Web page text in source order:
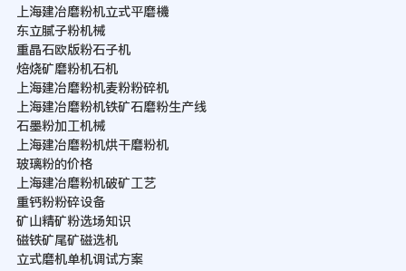
上海建冶磨粉机立式平磨機
东立腻子粉机械
重晶石欧版粉石子机
焙烧矿磨粉机石机
上海建冶磨粉机麦粉粉碎机
上海建冶磨粉机铁矿石磨粉生产线
石墨粉加工机械
上海建冶磨粉机烘干磨粉机
玻璃粉的价格
上海建冶磨粉机破矿工艺
重钙粉粉碎设备
矿山精矿粉选场知识
磁铁矿尾矿磁选机
立式磨机单机调试方案